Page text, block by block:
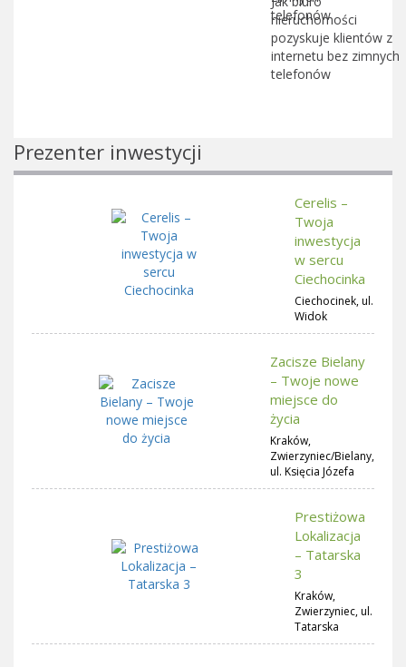
nieruchomości
pozyskuje klientów z
internetu bez zimnych
telefonów
Prezenter inwestycji
Cerelis –
Twoja
inwestycja
w sercu
Ciechocinka
Ciechocinek, ul.
Widok
Zacisze Bielany
– Twoje nowe
miejsce do
życia
Kraków,
Zwierzyniec/Bielany,
ul. Księcia Józefa
Prestiżowa
Lokalizacja
– Tatarska
3
Kraków,
Zwierzyniec, ul.
Tatarska